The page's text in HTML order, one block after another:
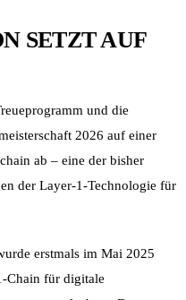
SETZT AUF
und die
2026 auf einer
ab – eine der bisher
der Layer-1-Technologie für
erstmals im Mai 2025
Chain für digitale